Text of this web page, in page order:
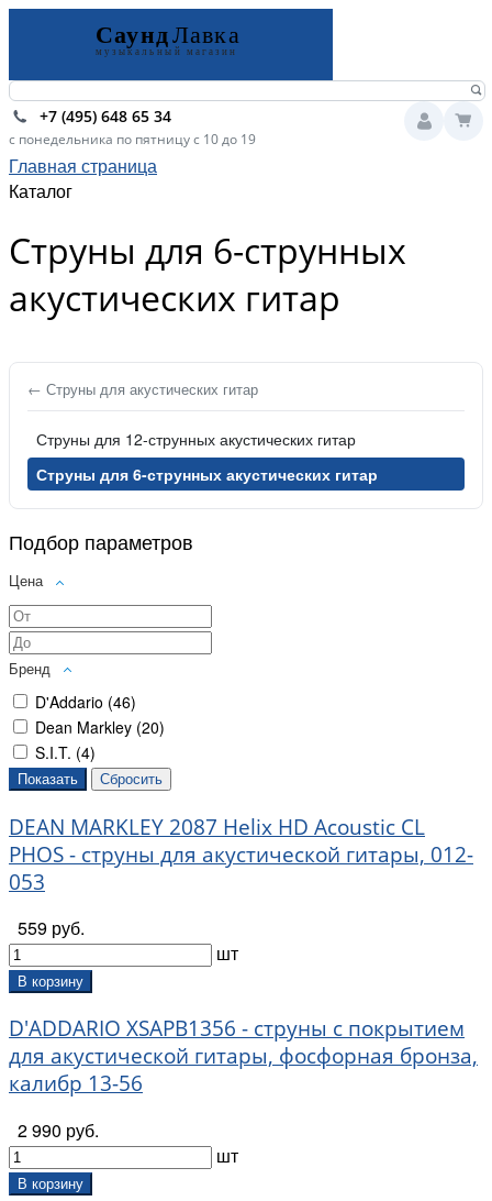
+7 (495) 648 65 34
с понедельника по пятницу с 10 до 19
Главная страница
Каталог
Струны для 6-струнных
акустических гитар
← Струны для акустических гитар
Струны для 12-струнных акустических гитар
Струны для 6-струнных акустических гитар
Подбор параметров
Цена
Бренд
D'Addario (46)
Dean Markley (20)
S.I.T. (4)
DEAN MARKLEY 2087 Helix HD Acoustic CL
PHOS - струны для акустической гитары, 012-
053
559 руб.
шт
В корзину
D'ADDARIO XSAPB1356 - струны с покрытием
для акустической гитары, фосфорная бронза,
калибр 13-56
2 990 руб.
шт
В корзину